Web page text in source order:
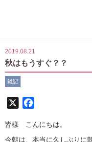
2019.08.21
秋はもうすぐ？？
雑記
皆様 こんにちは。
今朝は、本当に久しぶりに